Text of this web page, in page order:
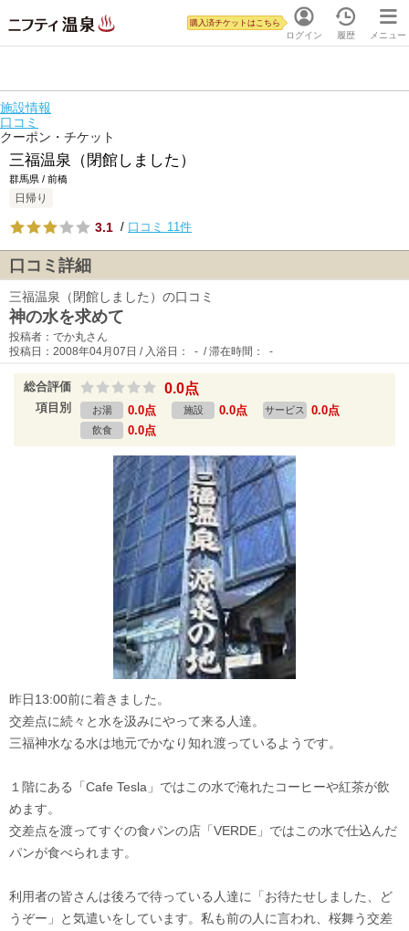
ログイン
購入済チケットはこちら
履歴 メニュー
施設情報
口コミ
クーポン・チケット
三福温泉（閉館しました）
群馬県 / 前橋
日帰り
3.1 / 口コミ 11件
口コミ詳細
三福温泉（閉館しました）の口コミ
神の水を求めて
投稿者：でか丸さん
投稿日：2008年04月07日 / 入浴日： - / 滞在時間： -
総合評価 0.0点
項目別 お湯 0.0点 施設 0.0点 サービス 0.0点
飲食 0.0点
昨日13:00前に着きました。
交差点に続々と水を汲みにやって来る人達。
三福神水なる水は地元でかなり知れ渡っているようです。
１階にある「Cafe Tesla」ではこの水で淹れたコーヒーや紅茶が飲
めます。
交差点を渡ってすぐの食パンの店「VERDE」ではこの水で仕込んだ
パンが食べられます。
利用者の皆さんは後ろで待っている人達に「お待たせしました、ど
うぞー」と気遣いをしています。私も前の人に言われ、桜舞う交差